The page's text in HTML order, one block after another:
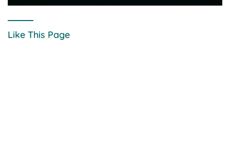
Like This Page